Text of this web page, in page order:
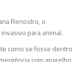
Renostro, o
para animal.
como se fosse dentro
com aparelho